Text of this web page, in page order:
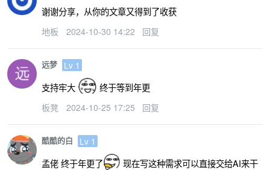
谢谢分享，从你的文章又得到了收获
地板 2024-10-30 14:22 回复
远梦 Lv 1
支持牢大 终于等到年更
板凳 2024-10-25 17:25 回复
酷酷的白 Lv 1
孟佬 终于年更了
现在写这种需求可以直接交给AI来干